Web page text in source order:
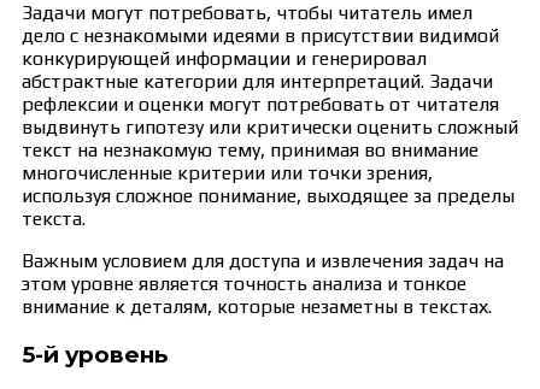
Задачи могут потребовать, чтобы читатель имел
дело с незнакомыми идеями в присутствии видимой
конкурирующей информации и генерировал
абстрактные категории для интерпретаций. Задачи
рефлексии и оценки могут потребовать от читателя
выдвинуть гипотезу или критически оценить сложный
текст на незнакомую тему, принимая во внимание
многочисленные критерии или точки зрения,
используя сложное понимание, выходящее за пределы
текста.
Важным условием для доступа и извлечения задач на
этом уровне является точность анализа и тонкое
внимание к деталям, которые незаметны в текстах.
5-й уровень